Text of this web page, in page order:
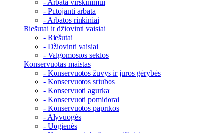
- Arbata virškinimui
- Putojanti arbata
- Arbatos rinkiniai
Riešutai ir džiovinti vaisiai
- Riešutai
- Džiovinti vaisiai
- Valgomosios sėklos
Konservuotas maistas
- Konservuotos žuvys ir jūros gėrybės
- Konservuotos sriubos
- Konservuoti agurkai
- Konservuoti pomidorai
- Konservuotos paprikos
- Alyvuogės
- Uogienės